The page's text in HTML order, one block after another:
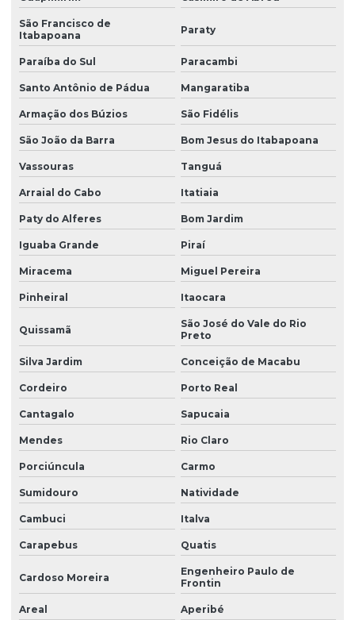
Laudo insalubridade e periculosidade
Laudo de insalubridade e periculosidade e ltcat
Laudo de insalubridade para soldador
Laudo de instalações elétricas nr10
Laudo ltcat valor
Laudo de luminosidade
Laudo pcmso
Laudo pericial insalubridade
Laudo pericial de periculosidade
Laudo pericial trabalhista insalubridade
Laudo periculosidade eletricista
Laudo de periculosidade e insalubridade
Laudo de periculosidade nr
Laudo pgr esocial
Laudo de para raios spda
Laudo de ruído ambiental
Laudo de ruído externo
Laudo spda e aterramento
Laudo spda periodicidade
Laudo técnico instalações elétricas
São Francisco de
Itabapoana
Paraty
Paraíba do Sul Paracambi
Santo Antônio de Pádua Mangaratiba
Armação dos Búzios São Fidélis
São João da Barra Bom Jesus do Itabapoana
Vassouras Tanguá
Arraial do Cabo Itatiaia
Paty do Alferes Bom Jardim
Iguaba Grande Piraí
Miracema Miguel Pereira
Pinheiral Itaocara
Quissamã
São José do Vale do Rio
Preto
Silva Jardim Conceição de Macabu
Cordeiro Porto Real
Cantagalo Sapucaia
Mendes Rio Claro
Porciúncula Carmo
Sumidouro Natividade
Cambuci Italva
Carapebus Quatis
Cardoso Moreira
Engenheiro Paulo de
Frontin
Areal Aperibé